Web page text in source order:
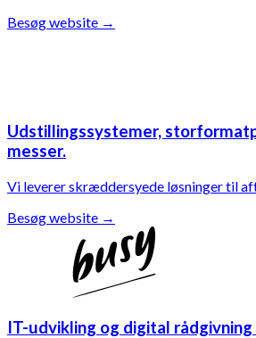
Besøg website →
Udstillingssystemer,
messer.
Vi leverer skræddersyede løsninger til
Besøg website →
IT-udvikling og digital rådgivning